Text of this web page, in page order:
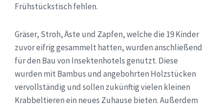
Frühstückstisch fehlen.
Gräser, Stroh, Äste und Zapfen, welche die 19 Kinder
zuvor eifrig gesammelt hatten, wurden anschließend
für den Bau von Insektenhotels genutzt. Diese
wurden mit Bambus und angebohrten Holzstücken
vervollständig und sollen zukünftig vielen kleinen
Krabbeltieren ein neues Zuhause bieten. Außerdem